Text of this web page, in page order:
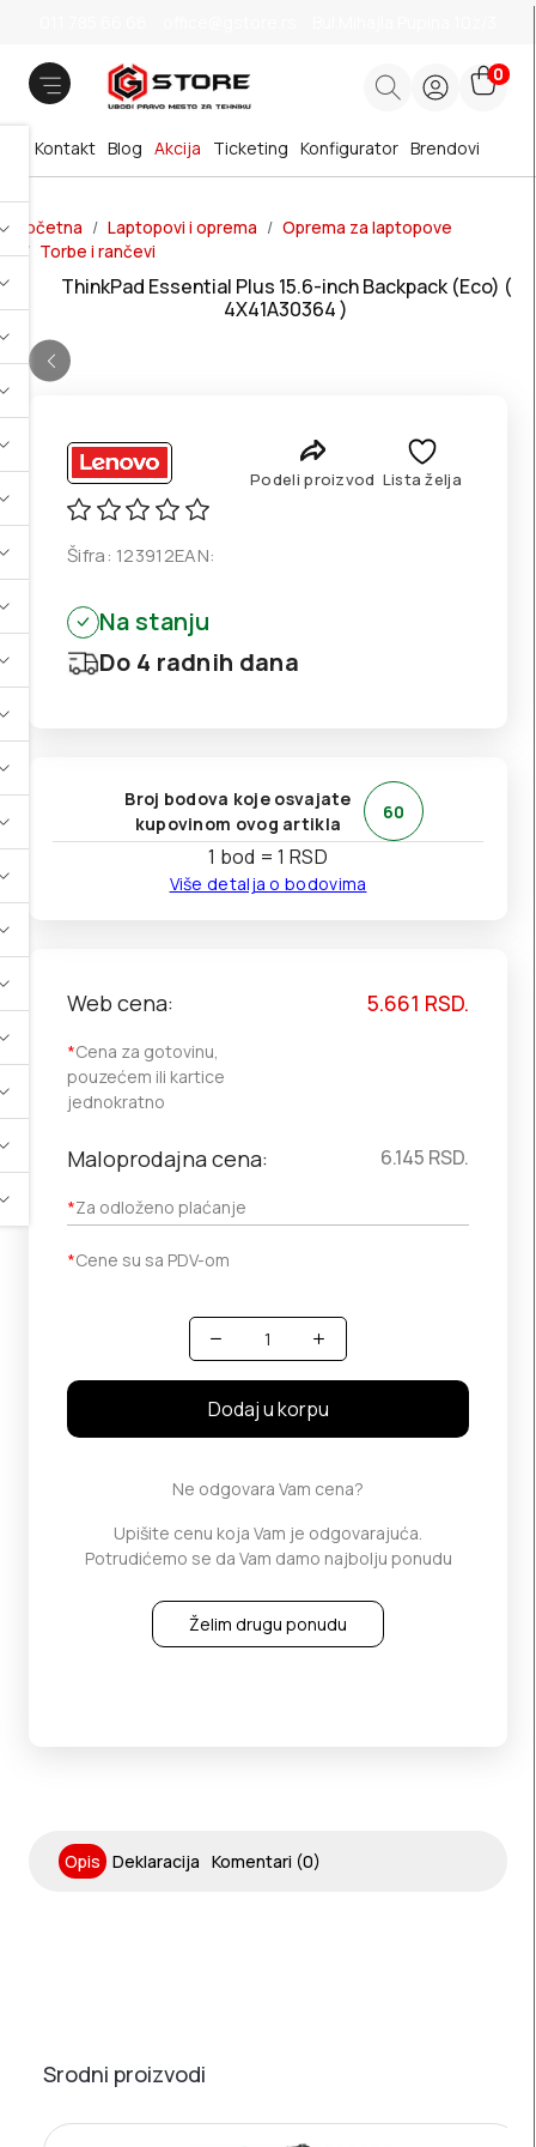
0
Brendovi
Blog Akcija
Kontakt Ticketing Konfigurator
Početna Laptopovi i oprema
Oprema za laptopove
Torbe i rančevi
ThinkPad Essential Plus 15.6-inch Backpack (Eco) (
4X41A30364 )
Podeli proizvod Lista želja
Šifra: 123912EAN:
Na stanju
Do 4 radnih dana
Broj bodova koje osvajate
kupovinom ovog artikla
60
1 bod = 1 RSD
Više detalja o bodovima
Web cena:
*Cena za gotovinu,
pouzećem ili kartice
jednokratno
5.661 RSD.
Maloprodajna cena:
*Za odloženo plaćanje
6.145 RSD.
*Cene su sa PDV-om
Količina
Dodaj u korpu
Ne odgovara Vam cena?
Upišite cenu koja Vam je odgovarajuća.
Potrudićemo se da Vam damo najbolju ponudu
Želim drugu ponudu
Opis Deklaracija Komentari (0)
Srodni proizvodi